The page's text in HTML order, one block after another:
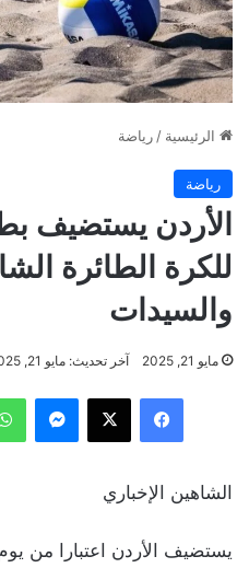
الرئيسية / رياضة
رياضة
الأردن يستضيف
للكرة الطائرة
والسيدات
مايو 21, 2025 آخر تحديث: مايو 21, 2025
فيسبوك ‫X
الشاهين الإخباري
يستضيف الأردن اعتبارا من